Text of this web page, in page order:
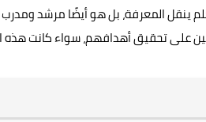
ينقل المعرفة، بل هو أيضًا مرشد
على تحقيق أهدافهم، سواء كانت